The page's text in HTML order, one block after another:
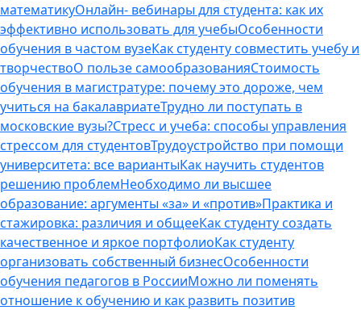
математикуОнлайн- вебинары для студента: как их
эффективно использовать для учебыОсобенности
обучения в частом вузеКак студенту совместить учебу и
творчествоО пользе самообразованияСтоимость
обучения в магистратуре: почему это дороже, чем
учиться на бакалавриатеТрудно ли поступать в
московские вузы?Стресс и учеба: способы управления
стрессом для студентовТрудоустройство при помощи
университета: все вариантыКак научить студентов
решению проблемНеобходимо ли высшее
образование: аргументы «за» и «против»Практика и
стажировка: различия и общееКак студенту создать
качественное и яркое портфолиоКак студенту
организовать собственный бизнесОсобенности
обучения педагогов в РоссииМожно ли поменять
отношение к обучению и как развить позитив